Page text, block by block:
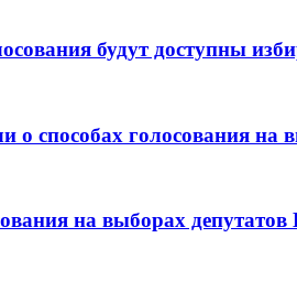
будут доступны
способах голосования на
на выборах